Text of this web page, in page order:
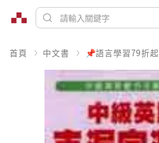
首頁 中文書 📌語言學習79折起